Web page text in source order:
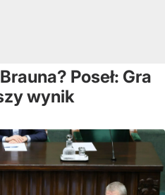
Poseł: Gra
wynik